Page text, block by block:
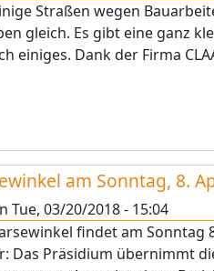
Straßen wegen
gleich. Es gibt eine ganz
einiges. Dank der Firma
am Sonntag, 8.
Tue, 03/20/2018 - 15:04
findet am
Das Präsidium übernimmt